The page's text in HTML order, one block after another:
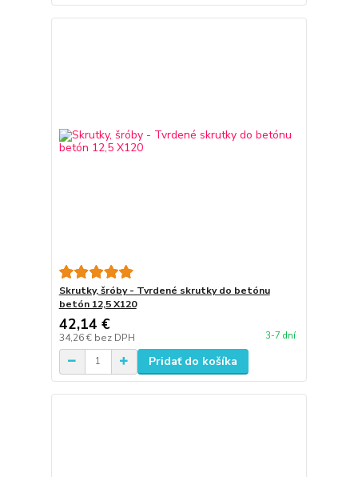
Skrutky, šróby - Tvrdené skrutky do betónu
betón 12,5 X120
42,14 €
34,26 € bez DPH 3-7 dní
Pridať do košíka